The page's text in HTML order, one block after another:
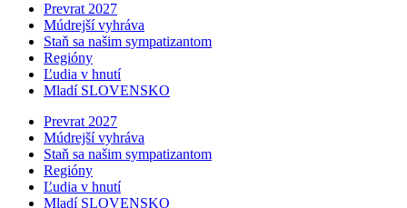
Prevrat 2027
Múdrejší vyhráva
Staň sa našim sympatizantom
Regióny
Ľudia v hnutí
Mladí SLOVENSKO
Prevrat 2027
Múdrejší vyhráva
Staň sa našim sympatizantom
Regióny
Ľudia v hnutí
Mladí SLOVENSKO